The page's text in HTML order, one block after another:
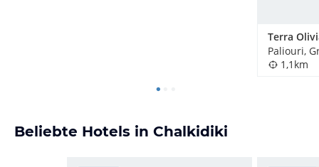
Paliouri,
1,1km
Beliebte Hotels in Chalkidiki